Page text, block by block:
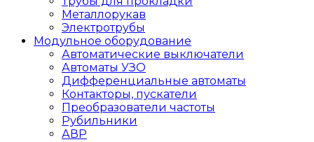
Металлорукав
Электротрубы
Модульное оборудование
Автоматические выключатели
Автоматы УЗО
Дифференциальные автоматы
Контакторы, пускатели
Преобразователи частоты
Рубильники
АВР